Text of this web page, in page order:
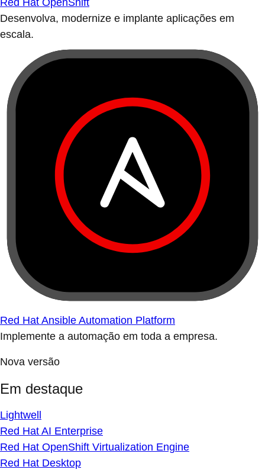
Red Hat OpenShift
Desenvolva, modernize e implante aplicações em
escala.
Red Hat Ansible Automation Platform
Implemente a automação em toda a empresa.
Nova versão
Em destaque
Lightwell
Red Hat AI Enterprise
Red Hat OpenShift Virtualization Engine
Red Hat Desktop